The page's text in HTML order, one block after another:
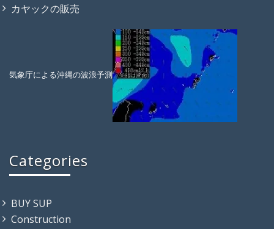
カヤックの販売
気象庁による沖縄の波浪予測
Categories
BUY SUP
Construction